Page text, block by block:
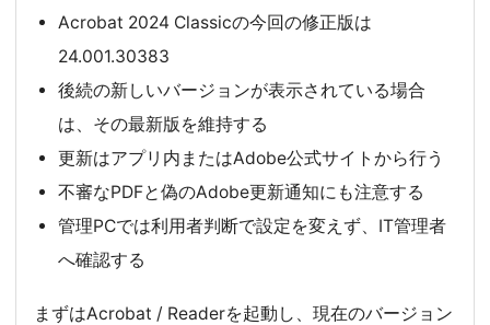
Acrobat 2024 Classicの今回の修正版は
24.001.30383
後続の新しいバージョンが表示されている場合
は、その最新版を維持する
更新はアプリ内またはAdobe公式サイトから行う
不審なPDFと偽のAdobe更新通知にも注意する
管理PCでは利用者判断で設定を変えず、IT管理者
へ確認する
まずはAcrobat / Readerを起動し、現在のバージョン